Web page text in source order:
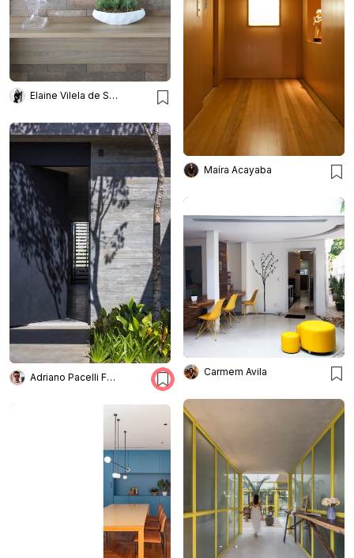
Elaine Vilela de Sousa
Maíra Acayaba
Adriano Pacelli Fotografia de Arquitetura Carmem Avila